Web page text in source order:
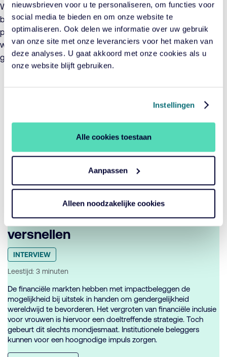
nieuwsbrieven voor u te personaliseren, om functies voor
social media te bieden en om onze website te
optimaliseren. Ook delen we informatie over uw gebruik
van onze site met onze leveranciers voor het maken van
deze analyses. U gaat akkoord met onze cookies als u
onze website blijft gebruiken.
Instellingen
Alle cookies toestaan
Aanpassen
Alleen noodzakelijke cookies
Wat al deze investeringen bindt, is hun dubbele waarde:
bijdragen aan economische vooruitgang én bouwen aan
portefeuilles met toekomstgericht rendement. Juist in regio’s
waar de samenleving de komende decennia het sterkst
groeit.
Impactbeleggen kan
gendergelijkheid wereldwijd
versnellen
Geplaatst
categorie:
INTERVIEW
Leestijd: 3 minuten
De financiële markten hebben met impactbeleggen de
mogelijkheid bij uitstek in handen om gendergelijkheid
wereldwijd te bevorderen. Het vergroten van financiële inclusie
voor vrouwen is hiervoor een doeltreffende strategie. Toch
gebeurt dit slechts mondjesmaat. Institutionele beleggers
kunnen voor een hoognodige impuls zorgen.